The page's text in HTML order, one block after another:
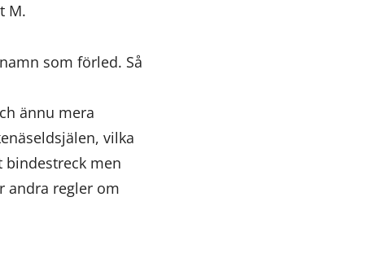
M.
som förled. Så
ännu mera
vilka
bindestreck men
andra regler om